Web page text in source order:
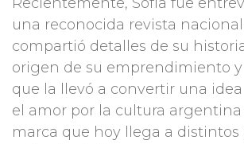
una reconocida revista
compartió detalles de su
origen de su emprendimiento
que la llevó a convertir una
el amor por la cultura
marca que hoy llega a distintos